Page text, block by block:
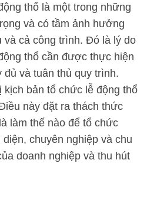
thổ là một trong những
và có tầm ảnh hưởng
và cả công trình. Đó là lý do
thổ cần được thực hiện
đủ và tuân thủ quy trình.
kịch bản tổ chức lễ động thổ
này đặt ra thách thức
làm thế nào để tổ chức
chuyên nghiệp và chu
doanh nghiệp và thu hút